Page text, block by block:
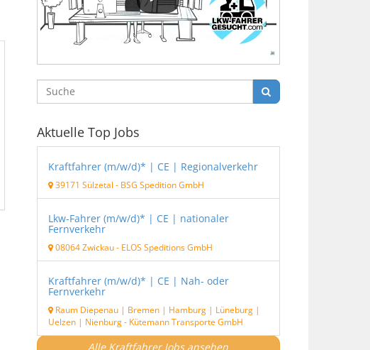
Aktuelle Top Jobs
Kraftfahrer (m/w/d)* | CE | Regionalverkehr
39171 Sülzetal - BSG Spedition GmbH
Lkw-Fahrer (m/w/d)* | CE | nationaler
Fernverkehr
08064 Zwickau - ELOS Speditions GmbH
Kraftfahrer (m/w/d)* | CE | Nah- oder
Fernverkehr
Raum Diepenau | Bremen | Hamburg | Lüneburg |
Uelzen | Nienburg - Kütemann Transporte GmbH
Alle Kraftfahrer Jobs ansehen